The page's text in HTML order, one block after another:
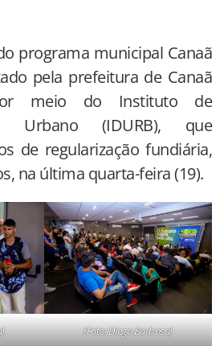
programa municipal Canaã
pela prefeitura de Canaã
meio do Instituto de
Urbano (IDURB), que
de regularização fundiária,
na última quarta-feira (19).
(Foto: Diego Barbosa)